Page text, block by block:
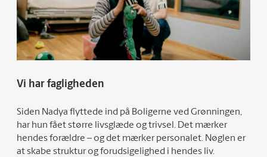
Vi har fagligheden
Siden Nadya flyttede ind på Boligerne ved Grønningen,
har hun fået større livsglæde og trivsel. Det mærker
hendes forældre – og det mærker personalet. Nøglen er
at skabe struktur og forudsigelighed i hendes liv.